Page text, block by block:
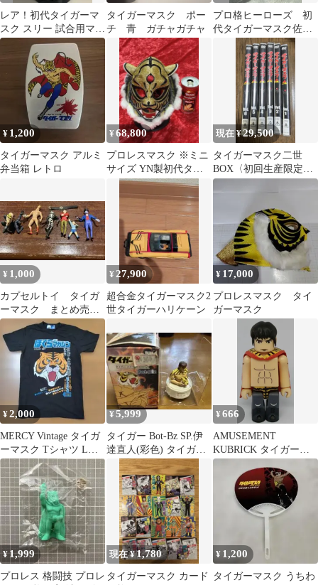
レア！初代タイガーマ
スク スリー 試合用マス
ク OJISAN 山崎製 タグ
タイガーマスク ポー
チ 青 ガチャガチャ
プロ格ヒーローズ 初
代タイガーマスク佐山
サトル 未開封品
¥ 1,200
タイガーマスク アルミ
弁当箱 レトロ
¥68,800
プロレスマスク ※ミニ
サイズ YN製初代タイ
ガーマスク牙付きタイ
プ タグ付
現在 ¥29,500
タイガーマスク二世
BOX〈初回生産限定・6
枚組〉
¥ 1,000
カプセルトイ タイガ
ーマスク まとめ売
り 8体
¥ 27,900
超合金タイガーマスク2
世タイガーハリケーン
¥ 17,000
プロレスマスク タイ
ガーマスク
¥2,000
MERCY Vintage タイガ
ーマスク Tシャツ Lサ
イズ
¥5,999
タイガー Bot-Bz SP.伊
達直人(彩色) タイガー
マスク ボトビッツ
¥666
AMUSEMENT
KUBRICK タイガーマ
スク
¥1,999
プロレス 格闘技 プロレ
現在 ¥1,780
タイガーマスク カード
¥ 1,200
タイガーマスク うちわ